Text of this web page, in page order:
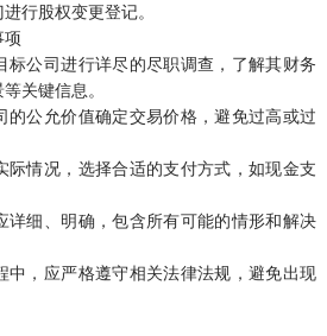
行股权变更登记。
项
标公司进行详尽的尽职调查，了解其财务
关键信息。
的公允价值确定交易价格，避免过高或过
际情况，选择合适的支付方式，如现金支
详细、明确，包含所有可能的情形和解决
中，应严格遵守相关法律法规，避免出现